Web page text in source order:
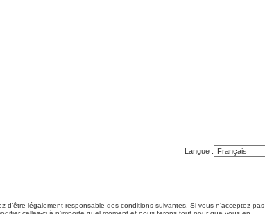
Langue :
légalement responsable des conditions suivantes. Si vous n’acceptez pas